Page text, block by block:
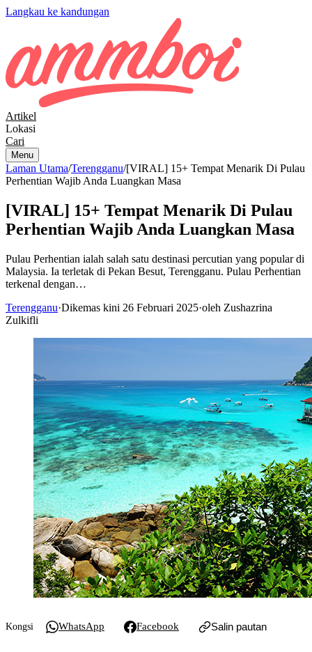
Langkau ke kandungan
Artikel
Lokasi
Cari
Menu
Laman Utama/Terengganu/[VIRAL] 15+ Tempat Menarik Di Pulau
Perhentian Wajib Anda Luangkan Masa
[VIRAL] 15+ Tempat Menarik Di Pulau
Perhentian Wajib Anda Luangkan Masa
Pulau Perhentian ialah salah satu destinasi percutian yang popular di
Malaysia. Ia terletak di Pekan Besut, Terengganu. Pulau Perhentian
terkenal dengan…
Terengganu·Dikemas kini 26 Februari 2025·oleh Zushazrina
Zulkifli
Kongsi WhatsApp Facebook Salin pautan